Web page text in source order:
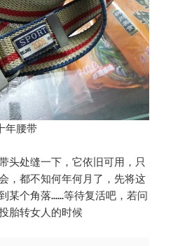
年腰带
头处缝一下，它依旧可用，只
，都不知何年何月了，先将这
某个角落……等待复活吧，若问
胎转女人的时候